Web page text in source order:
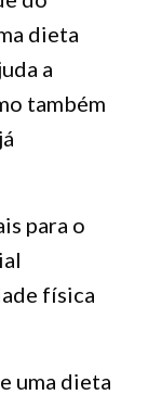
dieta
a
também
para o
física
uma dieta